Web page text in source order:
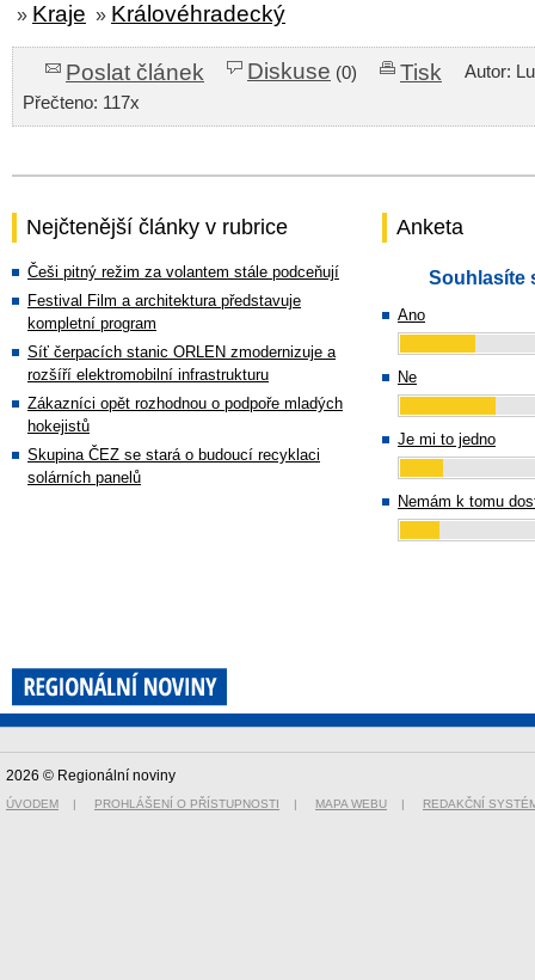
» Kraje » Královéhradecký
Poslat článek Diskuse (0) Tisk
Autor:
Přečteno: 117x
Nejčtenější články v rubrice
Češi pitný režim za volantem stále podceňují
Festival Film a architektura představuje
kompletní program
Síť čerpacích stanic ORLEN zmodernizuje a
rozšíří elektromobilní infrastrukturu
Zákazníci opět rozhodnou o podpoře mladých
hokejistů
Skupina ČEZ se stará o budoucí recyklaci
solárních panelů
Anketa
Souhlasíte
Ano
Ne
Je mi to jedno
Nemám k tomu
2026 © Regionální noviny
ÚVODEM | PROHLÁŠENÍ O PŘÍSTUPNOSTI | MAPA WEBU | REDAKČNÍ